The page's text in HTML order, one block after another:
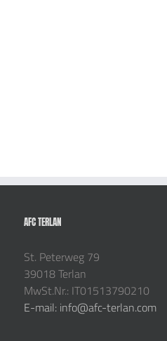
AFC TERLAN
St. Peterweg 79
39018 Terlan
MwSt.Nr.: IT01513790210
E-mail: info@afc-terlan.com